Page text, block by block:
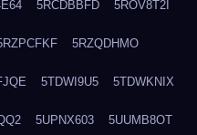
5RCDBBFD 5ROV8T2I
5RZQDHMO
5TDWI9U5 5TDWKNIX
5UPNX603 5UUMB8OT